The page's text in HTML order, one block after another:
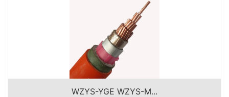
WZYS-YGE WZYS-M...